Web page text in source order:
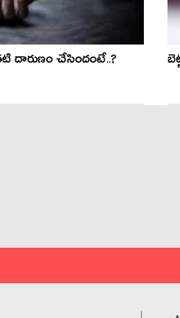
దారుణం చేసిందంటే..?